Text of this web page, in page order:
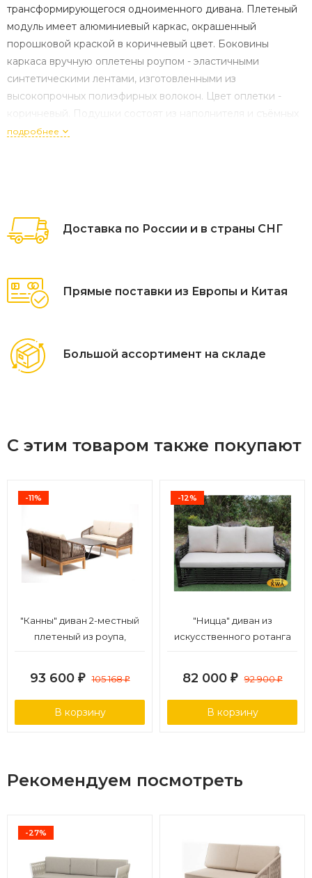
трансформирующегося одноименного дивана. Плетеный
модуль имеет алюминиевый каркас, окрашенный
порошковой краской в коричневый цвет. Боковины
каркаса вручную оплетены роупом - эластичными
синтетическими лентами, изготовленными из
высокопрочных полиэфирных волокон. Цвет оплетки -
коричневый. Подушки состоят из наполнителя и съёмных
чехлов. Материал - 100% полиэстер, плотностью 300гр/м2.
подробнее
Доставка по России и в страны СНГ
Прямые поставки из Европы и Китая
Большой ассортимент на складе
С этим товаром также покупают
-11%
"Канны" диван 2-местный
плетеный из роупа,
бежевая 15052
93 600 ₽ 105 168₽
В корзину
-12%
"Ницца" диван из
искусственного ротанга
82 000 ₽ 92 900₽
В корзину
Рекомендуем посмотреть
-27%